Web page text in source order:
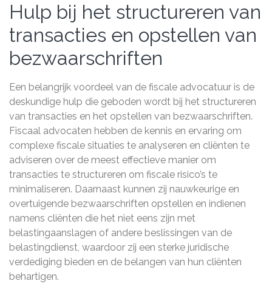
Hulp bij het structureren van
transacties en opstellen van
bezwaarschriften
Een belangrijk voordeel van de fiscale advocatuur is de
deskundige hulp die geboden wordt bij het structureren
van transacties en het opstellen van bezwaarschriften.
Fiscaal advocaten hebben de kennis en ervaring om
complexe fiscale situaties te analyseren en cliënten te
adviseren over de meest effectieve manier om
transacties te structureren om fiscale risico’s te
minimaliseren. Daarnaast kunnen zij nauwkeurige en
overtuigende bezwaarschriften opstellen en indienen
namens cliënten die het niet eens zijn met
belastingaanslagen of andere beslissingen van de
belastingdienst, waardoor zij een sterke juridische
verdediging bieden en de belangen van hun cliënten
behartigen.